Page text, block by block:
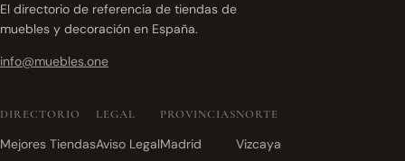
El directorio de referencia de tiendas de
muebles y decoración en España.
info@muebles.one
DIRECTORIO
Mejores Tiendas
LEGAL
Aviso Legal
PROVINCIAS
Madrid
NORTE
Vizcaya